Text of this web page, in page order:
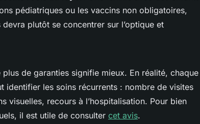
pédiatriques ou les vaccins non obligatoires,
plutôt se concentrer sur l’optique et
de garanties signifie mieux. En réalité, chaque
identifier les soins récurrents : nombre de visites
visuelles, recours à l’hospitalisation. Pour bien
il est utile de consulter cet avis.